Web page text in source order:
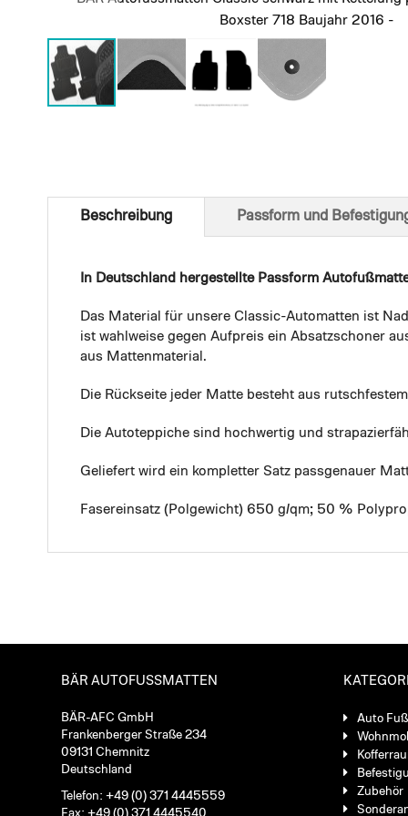
Boxster 718 Baujahr 2016 -
of
Beschreibung
In Deutschland hergestellte Passform
Das Material für unsere Classic-Automatten ist
ist wahlweise gegen Aufpreis ein Absatzschoner
aus Mattenmaterial.
Die Rückseite jeder Matte besteht aus
Die Autoteppiche sind hochwertig und
Geliefert wird ein kompletter Satz passgenauer
Fasereinsatz (Polgewicht) 650 g/qm; 50 %
Passform und
BÄR AUTOFUSSMATTEN
BÄR-AFC GmbH
Frankenberger Straße 234
09131 Chemnitz
Deutschland
Telefon: +49 (0) 371 4445559
Fax: +49 (0) 371 4445540
Auto
Zubehör